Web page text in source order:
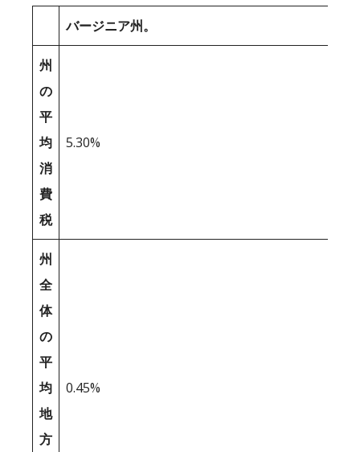
バージニア州。
州
の
平
均
消
費
税
5.30%
州
全
体
の
平
均
地
方
0.45%